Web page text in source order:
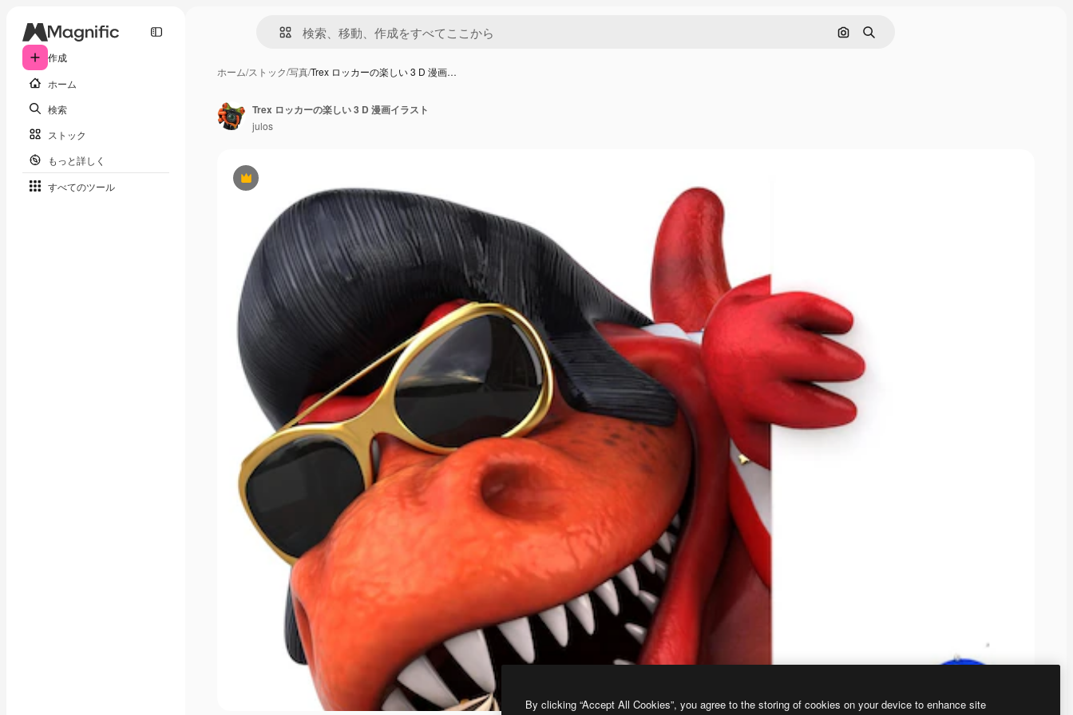
作成
ホーム
検索
ストック
もっと詳しく
すべてのツール
画像で検索
検索
ホーム/ストック/写真/Trex ロッカーの楽しい 3 D 漫画…
Premium
Trex ロッカーの楽しい 3 D 漫画イラスト
julos
By clicking “Accept All Cookies”, you agree to the storing of cookies on your device to enhance site